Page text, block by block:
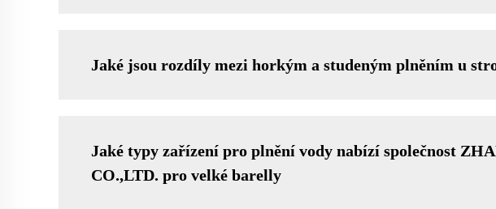
Jaké jsou rozdíly mezi horkým a studeným plněním u
Jaké typy zařízení pro plnění vody nabízí společnost
CO.,LTD. pro velké barelly